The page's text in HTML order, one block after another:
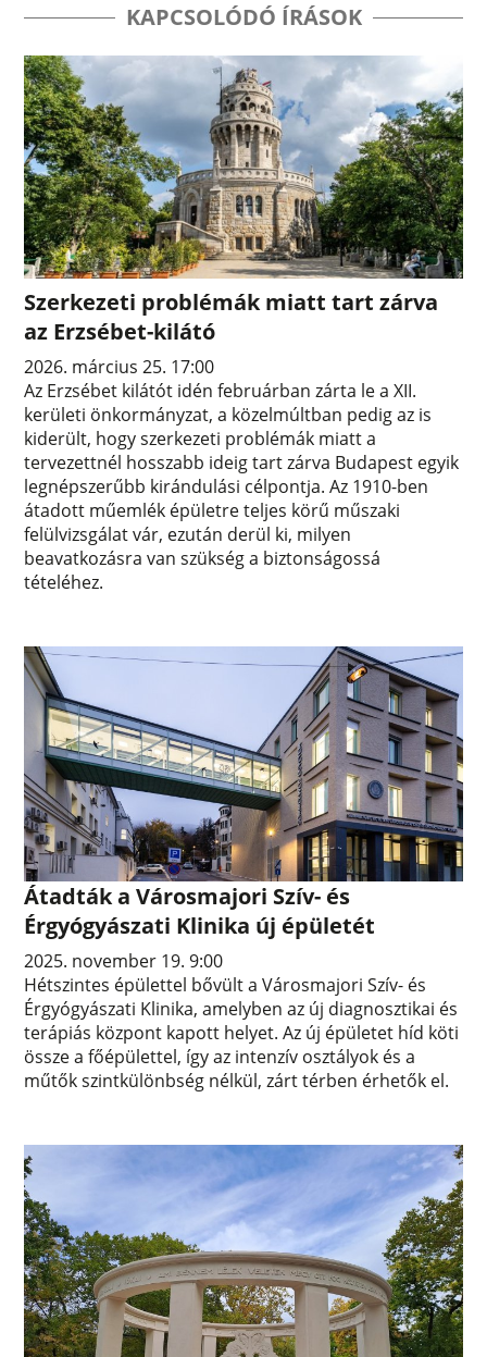
KAPCSOLÓDÓ ÍRÁSOK
Szerkezeti problémák miatt tart zárva
az Erzsébet-kilátó
2026. március 25. 17:00
Az Erzsébet kilátót idén februárban zárta le a XII.
kerületi önkormányzat, a közelmúltban pedig az is
kiderült, hogy szerkezeti problémák miatt a
tervezettnél hosszabb ideig tart zárva Budapest egyik
legnépszerűbb kirándulási célpontja. Az 1910-ben
átadott műemlék épületre teljes körű műszaki
felülvizsgálat vár, ezután derül ki, milyen
beavatkozásra van szükség a biztonságossá
tételéhez.
Átadták a Városmajori Szív- és
Érgyógyászati Klinika új épületét
2025. november 19. 9:00
Hétszintes épülettel bővült a Városmajori Szív- és
Érgyógyászati Klinika, amelyben az új diagnosztikai és
terápiás központ kapott helyet. Az új épületet híd köti
össze a főépülettel, így az intenzív osztályok és a
műtők szintkülönbség nélkül, zárt térben érhetők el.